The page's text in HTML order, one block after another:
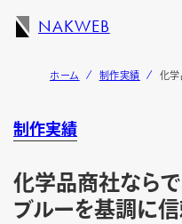
NAKWEB
ホーム 制作実績 化学
制作実績
化学品商社なら
ブルーを基調に